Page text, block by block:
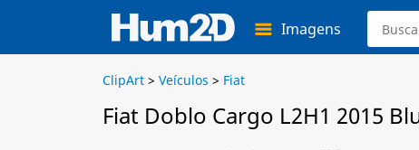
Imagens
ClipArt > Veículos > Fiat
Fiat Doblo Cargo L2H1 2015